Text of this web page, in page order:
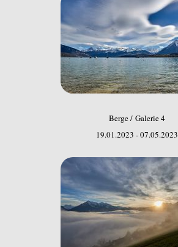
Berge / Galerie 4
19.01.2023 - 07.05.2023